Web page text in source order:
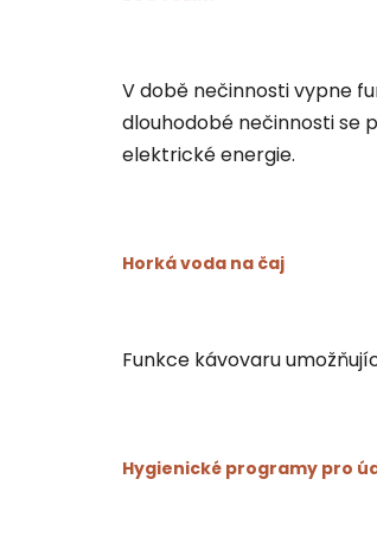
V době nečinnosti vypne
dlouhodobé nečinnosti se
elektrické energie.
Horká voda na čaj
Funkce kávovaru
Hygienické programy pro